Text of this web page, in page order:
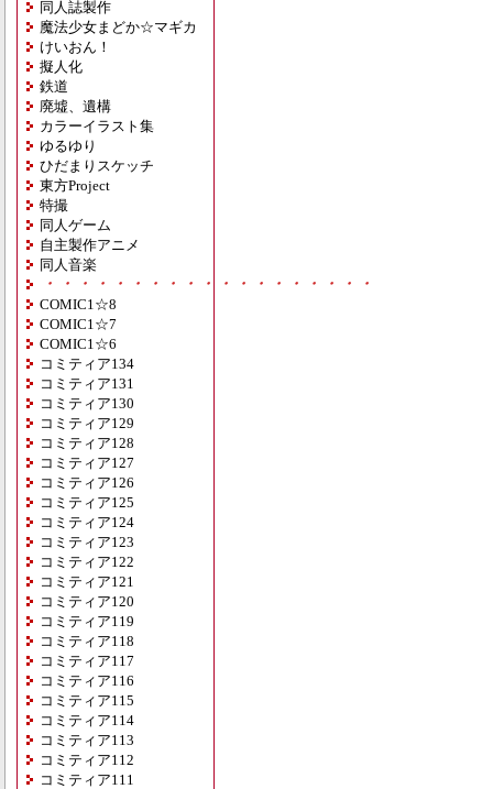
同人誌製作
魔法少女まどか☆マギカ
けいおん！
擬人化
鉄道
廃墟、遺構
カラーイラスト集
ゆるゆり
ひだまりスケッチ
東方Project
特撮
同人ゲーム
自主製作アニメ
同人音楽
・・・・・・・・・・・・・・・・・・・
COMIC1☆8
COMIC1☆7
COMIC1☆6
コミティア134
コミティア131
コミティア130
コミティア129
コミティア128
コミティア127
コミティア126
コミティア125
コミティア124
コミティア123
コミティア122
コミティア121
コミティア120
コミティア119
コミティア118
コミティア117
コミティア116
コミティア115
コミティア114
コミティア113
コミティア112
コミティア111